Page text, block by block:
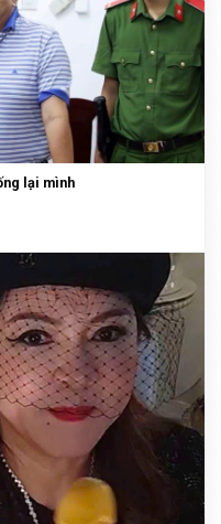
lại mình